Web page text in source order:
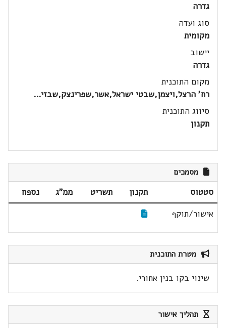
גדרה
סוג ועדה
מקומית
יישוב
גדרה
מקום התוכנית
רח' הרצל,ויצמן,שבטי ישראל,אשר,שפרינצק,שבזי...
סיווג התוכנית
תקנון
מסמכים
סטטוס תקנון תשריט ממ"ג
נספח
אישור/תוקף
מטרת התוכנית
שינוי בקו בנין אחורי.
תהליך אישור